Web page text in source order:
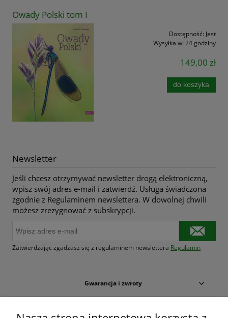
Owady Polski tom I
Dostępność: Jest
Wysyłka w: 24 godziny
149,00 zł
do koszyka
Newsletter
Jeśli chcesz otrzymywać newsletter drogą elektroniczną,
wpisz swój adres e-mail i zatwierdź. Usługa świadczona
zgodnie z Regulaminem newslettera. W dowolnej chwili
możesz zrezygnować z subskrypcji.
Zatwierdzając zgadzasz się z regulaminem newslettera Regulamin
Gwarancja i zwroty